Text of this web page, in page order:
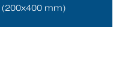
(200x400 mm)